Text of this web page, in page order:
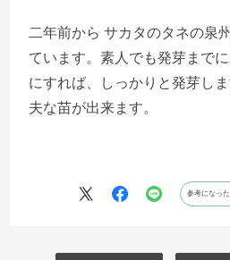
二年前から サカタのタネの泉
ています。素人でも発芽まで
にすれば、しっかりと発芽し
夫な苗が出来ます。
参考になった